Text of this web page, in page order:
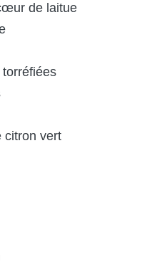
de laitue
citron vert